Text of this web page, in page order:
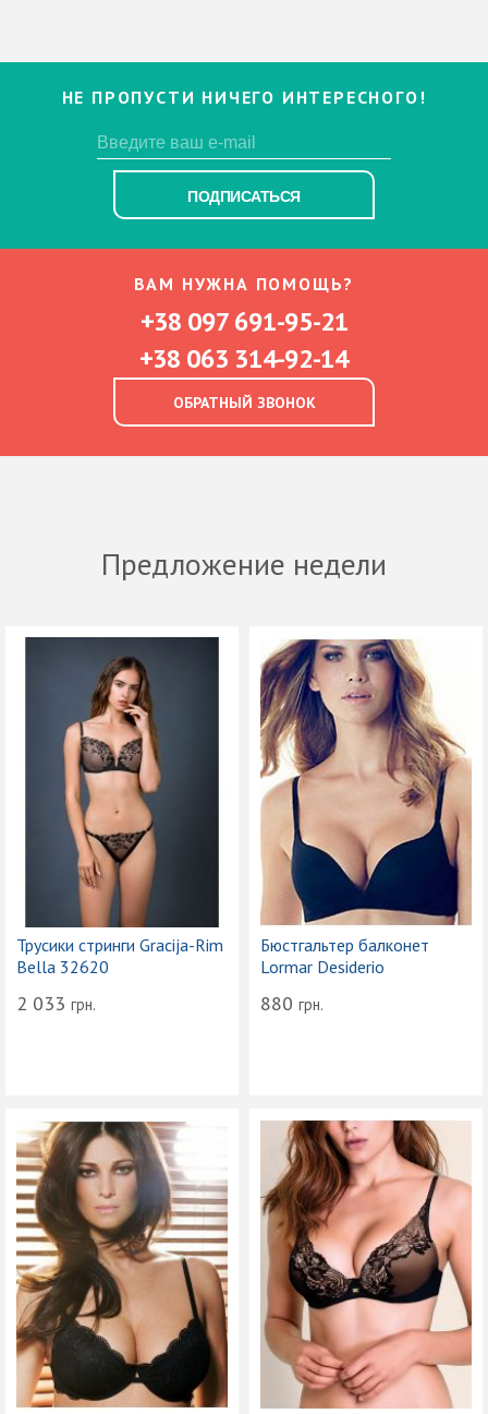
НЕ ПРОПУСТИ НИЧЕГО ИНТЕРЕСНОГО!
ПОДПИСАТЬСЯ
ВАМ НУЖНА ПОМОЩЬ?
+38 097 691-95-21
+38 063 314-92-14
ОБРАТНЫЙ ЗВОНОК
Предложение недели
Трусики стринги Gracija-Rim
Bella 32620
2 033 грн.
Бюстгальтер балконет
Lormar Desiderio
880 грн.